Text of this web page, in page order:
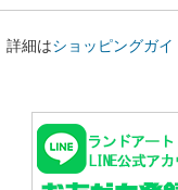
詳細はショッピングガイ